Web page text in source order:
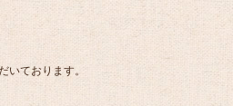
ております。